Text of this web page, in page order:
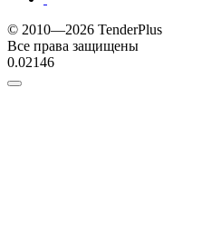
© 2010—2026 TenderPlus
Все права защищены
0.02146